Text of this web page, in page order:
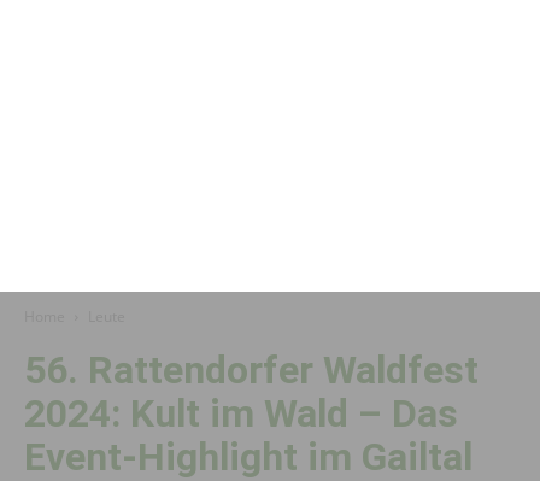
56. Rattendorfer Waldfest
2024: Kult im Wald – Das
Event-Highlight im Gailtal